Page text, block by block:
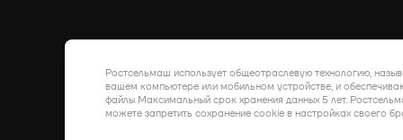
Ростсельмаш использует общеотраслевую технологию,
вашем компьютере или мобильном устройстве, и
файлы Максимальный срок хранения данных 5 лет.
можете запретить сохранение cookie в настройках своего